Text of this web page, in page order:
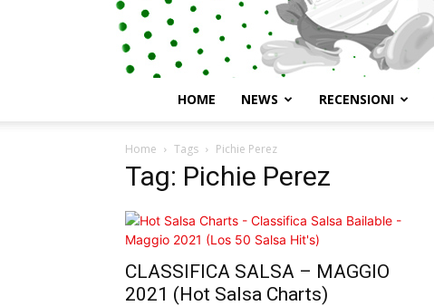
HOME NEWS RECENSIONI
Home Tags Pichie Perez
Tag: Pichie Perez
CLASSIFICA SALSA – MAGGIO
2021 (Hot Salsa Charts)